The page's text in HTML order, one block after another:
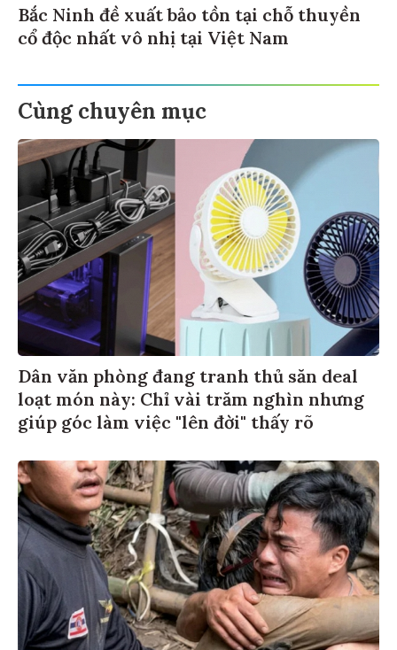
Bắc Ninh đề xuất bảo tồn tại chỗ thuyền
cổ độc nhất vô nhị tại Việt Nam
Cùng chuyên mục
Dân văn phòng đang tranh thủ săn deal
loạt món này: Chỉ vài trăm nghìn nhưng
giúp góc làm việc "lên đời" thấy rõ